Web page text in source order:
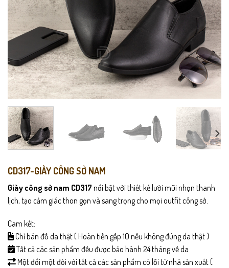
CD317-GIÀY CÔNG SỞ NAM
Giày công sở nam CD317 nổi bật với thiết kế lười mũi nhọn thanh
lịch, tạo cảm giác thon gọn và sang trọng cho mọi outfit công sở.
Cam kết:
Chỉ bán đồ da thật ( Hoàn tiền gấp 10 nếu không đúng da thật )
Tất cả các sản phẩm đều được bảo hành 24 tháng về da
Một đổi một đối với tất cả các sản phẩm có lỗi từ nhà sản xuất (